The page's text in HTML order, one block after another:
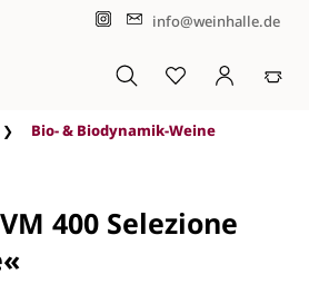
info@weinhalle.de
Bio- & Biodynamik-Weine
400 Selezione